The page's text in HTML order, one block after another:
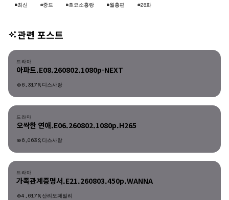
#최신
#중드 #호요소홍랑 #월홍편 #28화
관련 포스트
드라마
드라마
아파트.E08.260802.1080p-NEXT
6,317 디스사랑
드라마
오싹한 연애.E06.260802.1080p.H265
6,063 디스사랑
드라마
가족관계증명서.E21.260803.450p.WANNA
4,617 산리오패밀리